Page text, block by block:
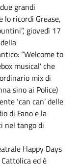
grandi
lo ricordi Grease,
giovedì 17
“Welcome to
musical’ che
mix di
sino ai Police)
‘can can’ delle
di Fano e la
nel tango di
Happy Days
ed è